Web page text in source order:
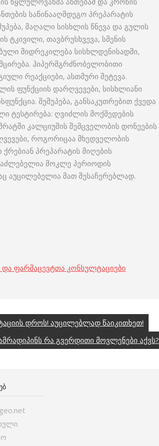
საწინააღმდეგო პრეპარატის
მაღალი სისხლის წნევა და გულის
ტკივილი, თავბრუსხვევა, სმენის
მიდრეკილება სისხლდენისადმი,
ჰიპერმგრძნობელობითი
რეაქციები, ასთმური შეტევა.
ფუნქციის დარღვევები, სისხლიანი
შეშუპება, განსაკუთრებით ქვედა
ტესტირება: ღვიძლის მოქმედების
კალციუმის შემცველობის დონეების
როგორიცაა მხედველობის
პრეპარატის მიღების
მოკლე პერიოდის
აუცილებელია მათ შესაჩერებლად.
და ფარმაცევტთა კონსულტაციები
დროს! აუცილებლად წაიკითხეთ!
რა გვერდითი მოვლენები აქვს?